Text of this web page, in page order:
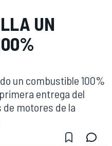
UN
un combustible 100%
entrega del
motores de la